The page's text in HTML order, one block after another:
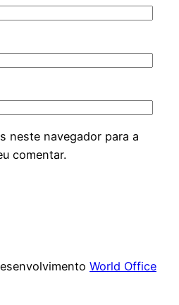
neste navegador para a
comentar.
World Office